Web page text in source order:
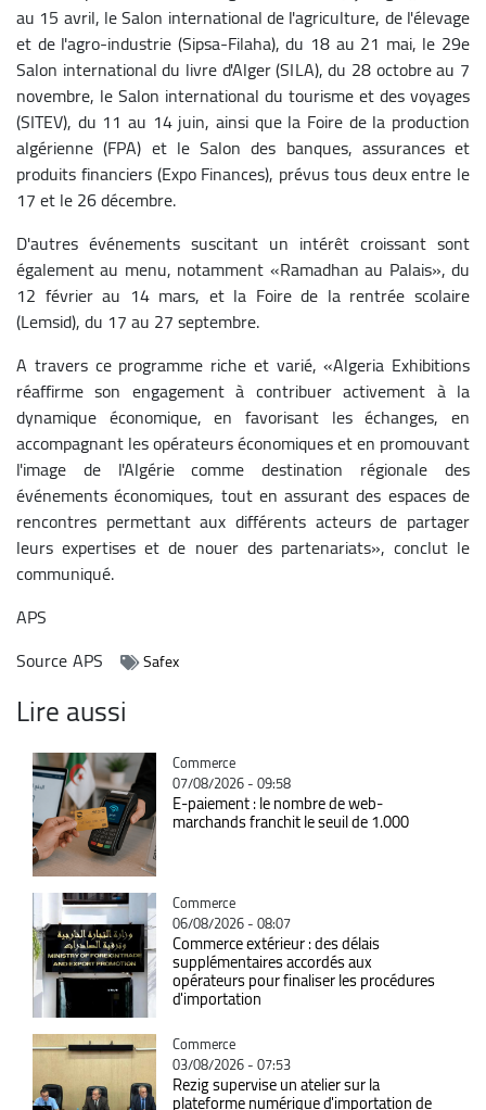
au 15 avril, le Salon international de l'agriculture, de l'élevage
et de l'agro-industrie (Sipsa-Filaha), du 18 au 21 mai, le 29e
Salon international du livre d'Alger (SILA), du 28 octobre au 7
novembre, le Salon international du tourisme et des voyages
(SITEV), du 11 au 14 juin, ainsi que la Foire de la production
algérienne (FPA) et le Salon des banques, assurances et
produits financiers (Expo Finances), prévus tous deux entre le
17 et le 26 décembre.
D'autres événements suscitant un intérêt croissant sont
également au menu, notamment «Ramadhan au Palais», du
12 février au 14 mars, et la Foire de la rentrée scolaire
(Lemsid), du 17 au 27 septembre.
A travers ce programme riche et varié, «Algeria Exhibitions
réaffirme son engagement à contribuer activement à la
dynamique économique, en favorisant les échanges, en
accompagnant les opérateurs économiques et en promouvant
l'image de l'Algérie comme destination régionale des
événements économiques, tout en assurant des espaces de
rencontres permettant aux différents acteurs de partager
leurs expertises et de nouer des partenariats», conclut le
communiqué.
APS
SourceAPS Safex
Lire aussi
Catégorie
Commerce
07/08/2026 - 09:58
E-paiement : le nombre de web-
marchands franchit le seuil de 1.000
Catégorie
Commerce
06/08/2026 - 08:07
Commerce extérieur : des délais
supplémentaires accordés aux
opérateurs pour finaliser les procédures
d'importation
Catégorie
Commerce
03/08/2026 - 07:53
Rezig supervise un atelier sur la
plateforme numérique d'importation de